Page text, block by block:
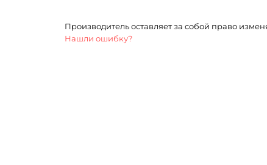
Производитель оставляет за собой право
Нашли ошибку?